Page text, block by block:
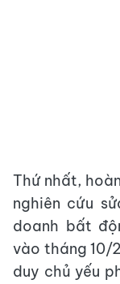
Thứ nhất,
nghiên cứu
doanh bất
vào tháng 10/
duy chủ yếu